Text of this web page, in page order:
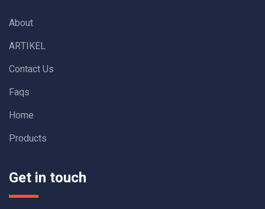
About
ARTIKEL
Contact Us
Faqs
Home
Products
Get in touch